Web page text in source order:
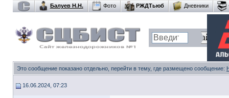
Балуев Н.Н. Фото РЖДТьюб Дневники
Это сообщение показано отдельно, перейти в тему, где размещено сообщение:
16.06.2024, 07:23